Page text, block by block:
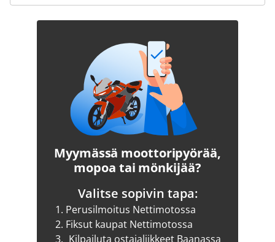
Myymässä moottoripyörää,
mopoa tai mönkijää?
Valitse sopivin tapa:
1. Perusilmoitus Nettimotossa
2. Fiksut kaupat Nettimotossa
3. Kilpailuta ostajaliikkeet Baanassa